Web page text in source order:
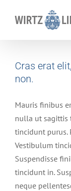
Cras erat
non.
Mauris finibus
nulla ut sagittis
tincidunt purus.
Vestibulum
Suspendisse
tincidunt in.
neque